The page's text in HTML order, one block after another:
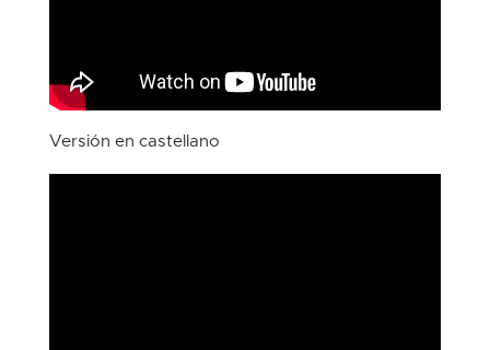
Versión en castellano